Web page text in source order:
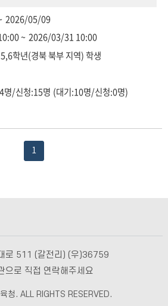
2026/05/09
~ 2026/03/31 10:00
학년(경북 북부 지역) 학생
명/신청:15명 (대기:10명/신청:0명)
1
로 511 (갈전리) (우)36759
으로 직접 연락해주세요
청. ALL RIGHTS RESERVED.